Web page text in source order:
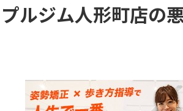
プルジム人形町店の